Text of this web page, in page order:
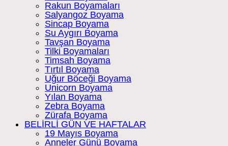
Rakun Boyamaları
Salyangoz Boyama
Sincap Boyama
Su Aygırı Boyama
Tavşan Boyama
Tilki Boyamaları
Timsah Boyama
Tırtıl Boyama
Uğur Böceği Boyama
Unicorn Boyama
Yılan Boyama
Zebra Boyama
Zürafa Boyama
BELİRLİ GÜN VE HAFTALAR
19 Mayıs Boyama
Anneler Günü Boyama